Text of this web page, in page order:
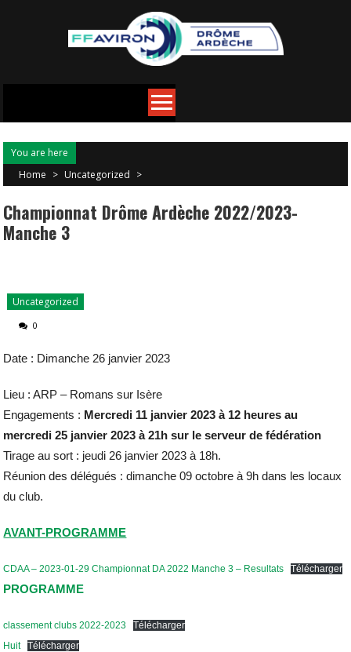
You are here
Home > Uncategorized >
Championnat Drôme Ardèche 2022/2023-
Manche 3
Uncategorized
0
Date : Dimanche 26 janvier 2023
Lieu : ARP – Romans sur Isère
Engagements : Mercredi 11 janvier 2023 à 12 heures au
mercredi 25 janvier 2023 à 21h sur le serveur de fédération
Tirage au sort : jeudi 26 janvier 2023 à 18h.
Réunion des délégués : dimanche 09 octobre à 9h dans les locaux
du club.
AVANT-PROGRAMME
CDAA – 2023-01-29 Championnat DA 2022 Manche 3 – Resultats Télécharger
PROGRAMME
classement clubs 2022-2023
Télécharger
Huit
Télécharger